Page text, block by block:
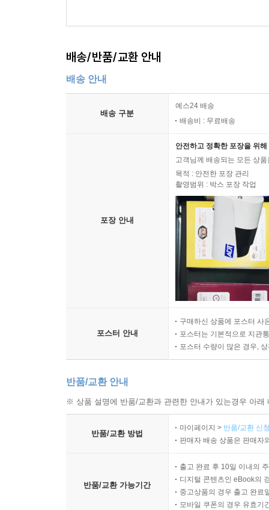
배송/반품/교환 안내
배송 안내
배송 구분
예스24 배송
배송비 : 무료배송
포장 안내
안전하고 정확한 포장을 위
고객님께 배송되는 모든 상
목적 : 안전한 포장 관리
촬영범위 : 박스 포장 작업
포스터 안내
구매하신 상품에 포스터 사
포스터는 기본적으로 지관
포스터 수량이 많은 경우,
반품/교환 안내
※ 상품 설명에 반품/교환과 관련한 안내가 있는경우 아
반품/교환 방법
마이페이지 > 반품/교환 신
판매자 배송 상품은 판매자
반품/교환 가능기간
출고 완료 후 10일 이내의
디지털 콘텐츠인 eBook의
중고상품의 경우 출고 완료
모바일 쿠폰의 경우 유효기